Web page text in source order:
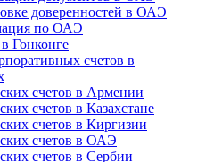
доверенностей в ОАЭ
по ОАЭ
Гонконге
счетов в
счетов в Армении
счетов в Казахстане
счетов в Киргизии
счетов в ОАЭ
счетов в Сербии